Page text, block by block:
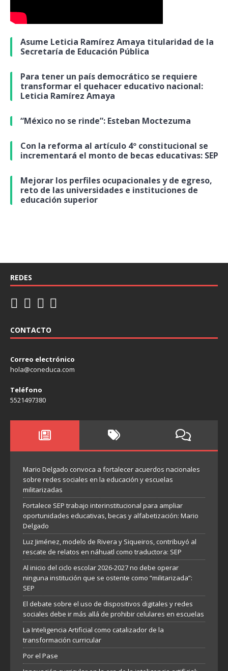
Asume Leticia Ramírez Amaya titularidad de la
Secretaría de Educación Pública
Para tener un país democrático se requiere
transformar el quehacer educativo nacional:
Leticia Ramírez Amaya
“México no se rinde”: Esteban Moctezuma
Con la reforma al artículo 4º constitucional se
incrementará el monto de becas educativas: SEP
Mejorar los perfiles ocupacionales y de egreso,
reto de las universidades e instituciones de
educación superior
REDES
CONTACTO
Correo electrónico
hola@coneduca.com
Teléfono
5521497380
Mario Delgado convoca a fortalecer acuerdos nacionales
sobre redes sociales en la educación y escuelas
militarizadas
Fortalece SEP trabajo interinstitucional para ampliar
oportunidades educativas, becas y alfabetización: Mario
Delgado
Luz Jiménez, modelo de Rivera y Siqueiros, contribuyó al
rescate de relatos en náhuatl como traductora: SEP
Al inicio del ciclo escolar 2026-2027 no debe operar
ninguna institución que se ostente como “militarizada”:
SEP
El debate sobre el uso de dispositivos digitales y redes
sociales debe ir más allá de prohibir celulares en escuelas
La Inteligencia Artificial como catalizador de la
transformación curricular
Por el Pase